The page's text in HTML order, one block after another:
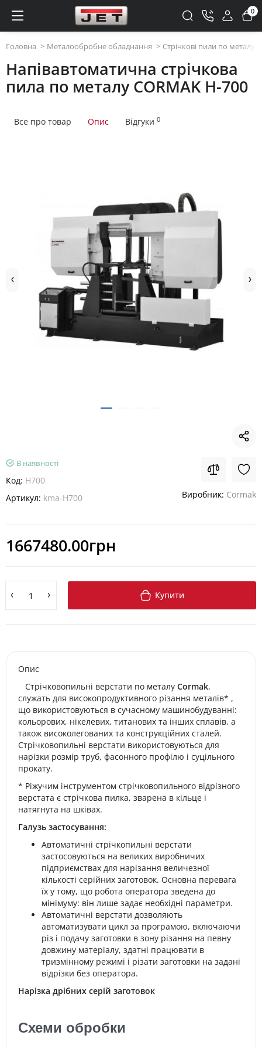
0
Головна Металообробне обладнання Стрічкові пили по металу
Напівавтоматична стрічкова
пила по металу CORMAK H-700
Все про товар Опис Відгуки 0
В наявності
Код: H700
Артикул: kma-H700 Виробник: Cormak
1667480.00грн
Купити
Опис
Стрічковопильні верстати по металу Сormak,
служать для високопродуктивного різання металів* ,
що використовуються в сучасному машинобудуванні:
кольорових, нікелевих, титанових та інших сплавів, а
також високолегованих та конструкційних сталей.
Стрічковопильні верстати використовуються для
нарізки розмір труб, фасонного профілю і суцільного
прокату.
* Ріжучим інструментом стрічковопильного відрізного
верстата є стрічкова пилка, зварена в кільце і
натягнута на шківах.
Галузь застосування:
Автоматичні стрічкопильні верстати
застосовуються на великих виробничих
підприємствах для нарізання величезної
кількості серійних заготовок. Основна перевага
їх у тому, що робота оператора зведена до
мінімуму: він лише задає необхідні параметри.
Автоматичні верстати дозволяють
автоматизувати цикл за програмою, включаючи
різ і подачу заготовки в зону різання на певну
довжину матеріалу, здатні працювати в
тризмінному режимі і різати заготовки на задані
відрізки без оператора.
Нарізка дрібних серій заготовок
Схеми обробки